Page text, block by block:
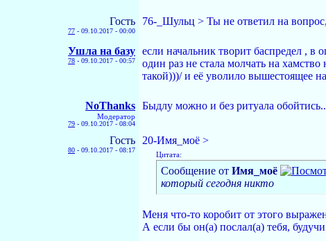
Гость
77 - 09.10.2017 - 00:00
76-_Шульц > Ты не ответил на
Ушла на базу
78 - 09.10.2017 - 00:57
если начальник творит баспредел , в
один раз не стала молчать на
такой)))/ и её уволило вышестоящее
NoThanks
Модератор
79 - 09.10.2017 - 08:04
Быдлу можно и без ритуала
Гость
80 - 09.10.2017 - 08:17
20-Имя_моё >
Цитата:
Сообщение от Имя_моё
который сегодня никто
Меня что-то коробит от этого
А если бы он(а) послал(а) тебя,